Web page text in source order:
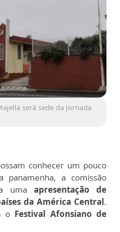
será sede da Jornada
conhecer um pouco
panamenha, a comissão
uma apresentação de
da América Central.
o Festival Afonsiano de